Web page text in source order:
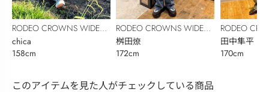
RODEO CROWNS WIDE
BOWL
chica
158cm
RODEO CROWNS WIDE
BOWL
桝田燎
172cm
RODEO
BOWL
田中隼平
170cm
このアイテムを見た人がチェックしている商品